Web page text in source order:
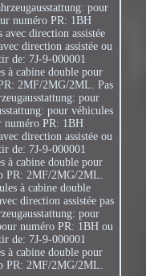
pour
numéro PR: 1BH
avec direction assistée
direction assistée ou
de: 7J-9-000001
à cabine double pour
2MF/2MG/2ML. Pas
pour
pour véhicules
numéro PR: 1BH
direction assistée ou
de: 7J-9-000001
à cabine double pour
PR: 2MF/2MG/2ML.
à cabine double
direction assistée pas
pour
numéro PR: 1BH ou
de: 7J-9-000001
à cabine double pour
PR: 2MF/2MG/2ML.